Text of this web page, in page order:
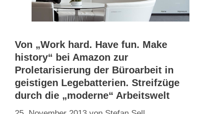
Von „Work hard. Have fun. Make
history“ bei Amazon zur
Proletarisierung der Büroarbeit in
geistigen Legebatterien. Streifzüge
durch die „moderne“ Arbeitswelt